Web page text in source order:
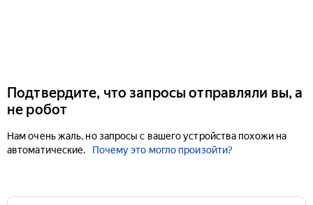
Подтвердите, что запросы отправляли вы, а
не робот
Нам очень жаль, но запросы с вашего устройства похожи на
автоматические.
Почему это могло произойти?